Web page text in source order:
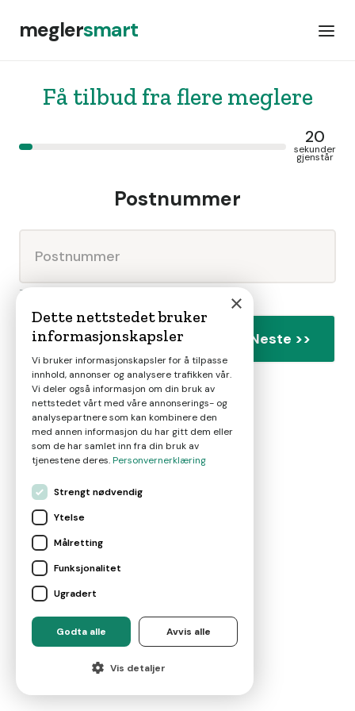
meglersmart
Få tilbud fra flere meglere
20
sekunder
gjenstår
Postnummer
Trykk neste for å gå videre
Neste >>
×
Dette nettstedet bruker
informasjonskapsler
Vi bruker informasjonskapsler for å tilpasse
innhold, annonser og analysere trafikken vår.
Vi deler også informasjon om din bruk av
nettstedet vårt med våre annonserings- og
analysepartnere som kan kombinere den
med annen informasjon du har gitt dem eller
som de har samlet inn fra din bruk av
tjenestene deres.Personvernerklæring
Strengt nødvendig
Ytelse
Målretting
Funksjonalitet
Ugradert
Godta alle Avvis alle
Vis detaljer